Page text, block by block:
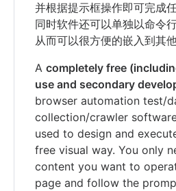
并根据提示框操作即可完成
同时软件还可以单独以命令
从而可以很方便的嵌入到其他
A completely free
use and secondary
browser automation test/
collection/crawler
used to design and
free visual way. You only
content you want to
page and follow the